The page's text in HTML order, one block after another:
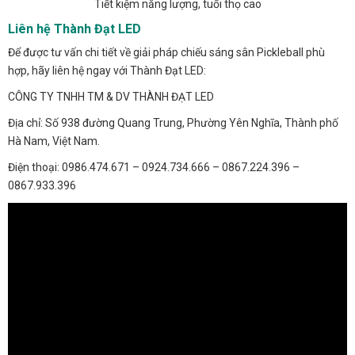
Tiết kiệm năng lượng, tuổi thọ cao
Liên hệ Thành Đạt LED
Để được tư vấn chi tiết về giải pháp chiếu sáng sân Pickleball phù
hợp, hãy liên hệ ngay với Thành Đạt LED:
CÔNG TY TNHH TM & DV THÀNH ĐẠT LED
Địa chỉ: Số 938 đường Quang Trung, Phường Yên Nghĩa, Thành phố
Hà Nam, Việt Nam.
Điện thoại: 0986.474.671 – 0924.734.666 – 0867.224.396 –
0867.933.396